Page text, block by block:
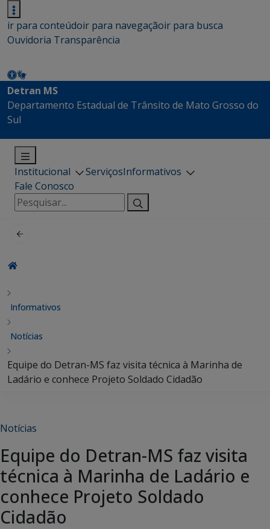
ir para conteúdoir para navegaçãoir para busca
Ouvidoria Transparência
Detran MS
Departamento Estadual de Trânsito de Mato Grosso do
Sul
Institucional ServiçosInformativos
Fale Conosco
Pesquisar
por:
Informativos
Notícias
Equipe do Detran-MS faz visita técnica à Marinha de
Ladário e conhece Projeto Soldado Cidadão
Notícias
Equipe do Detran-MS faz visita
técnica à Marinha de Ladário e
conhece Projeto Soldado
Cidadão